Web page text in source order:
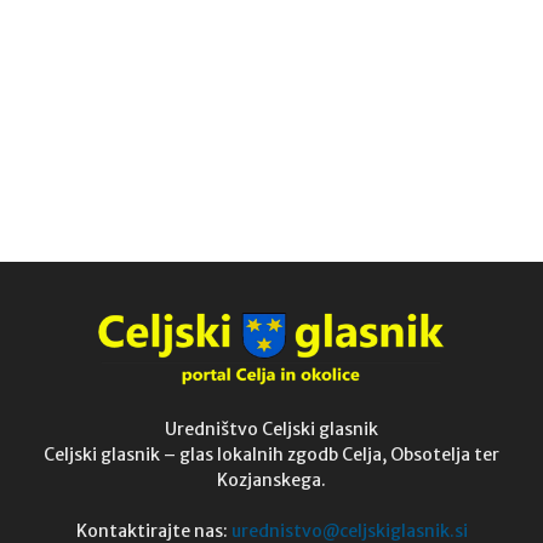
Uredništvo Celjski glasnik
Celjski glasnik – glas lokalnih zgodb Celja, Obsotelja ter
Kozjanskega.
Kontaktirajte nas: urednistvo@celjskiglasnik.si